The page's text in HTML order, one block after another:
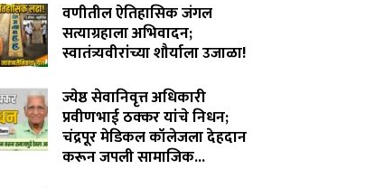
वणीतील ऐतिहासिक जंगल
सत्याग्रहाला अभिवादन;
स्वातंत्र्यवीरांच्या शौर्याला उजाळा!
ज्येष्ठ सेवानिवृत्त अधिकारी
प्रवीणभाई ठक्कर यांचे निधन;
चंद्रपूर मेडिकल कॉलेजला देहदान
करून जपली सामाजिक...